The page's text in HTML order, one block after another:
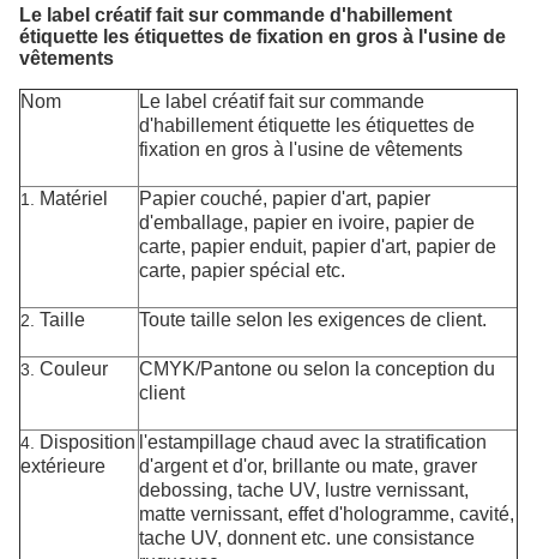
Le label créatif fait sur commande d'habillement
étiquette les étiquettes de fixation en gros à l'usine de
vêtements
Nom
Le label créatif fait sur commande
d'habillement étiquette les étiquettes de
fixation en gros à l'usine de vêtements
1. Matériel Papier couché, papier d'art, papier
d'emballage, papier en ivoire, papier de
carte, papier enduit, papier d'art, papier de
carte, papier spécial etc.
2. Taille Toute taille selon les exigences de client.
3. Couleur
CMYK/Pantone ou selon la conception du
client
4.
Disposition
extérieure
l'estampillage chaud avec la stratification
d'argent et d'or, brillante ou mate, graver
debossing, tache UV, lustre vernissant,
matte vernissant, effet d'hologramme, cavité,
tache UV, donnent etc. une consistance